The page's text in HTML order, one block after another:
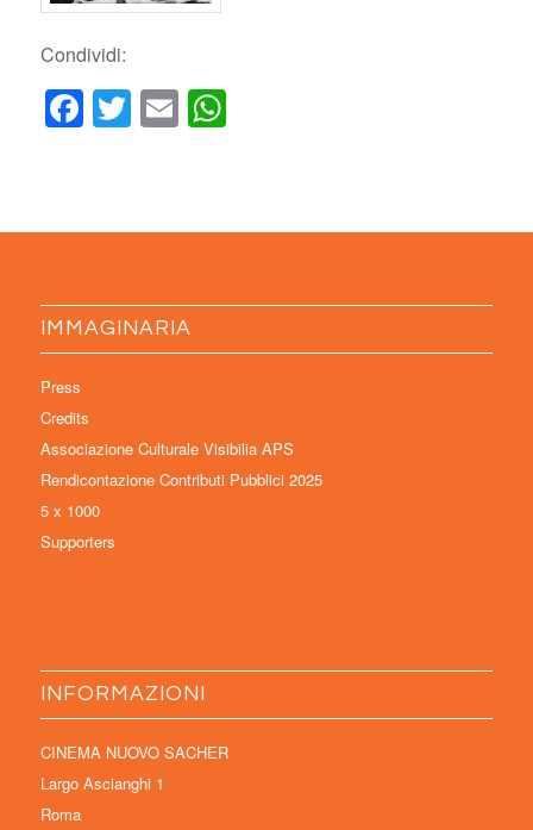
Condividi:
Facebook
Twitter
EmailWhatsApp
IMMAGINARIA
Press
Credits
Associazione Culturale Visibilia APS
Rendicontazione Contributi Pubblici 2025
5 x 1000
Supporters
INFORMAZIONI
CINEMA NUOVO SACHER
Largo Ascianghi 1
Roma